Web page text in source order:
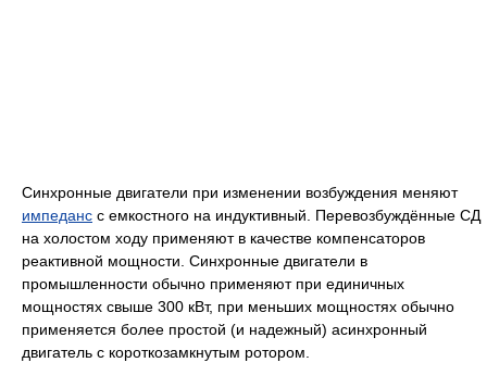
Синхронные двигатели при изменении возбуждения меняют
импеданс с емкостного на индуктивный. Перевозбуждённые СД
на холостом ходу применяют в качестве компенсаторов
реактивной мощности. Синхронные двигатели в
промышленности обычно применяют при единичных
мощностях свыше 300 кВт, при меньших мощностях обычно
применяется более простой (и надежный) асинхронный
двигатель с короткозамкнутым ротором.